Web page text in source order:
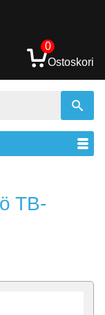
0
Ostoskori
TB-